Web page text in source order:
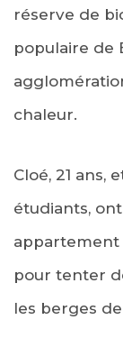
réserve de
populaire de
chaleur.
Cloé, 21 ans,
étudiants,
appartement
pour tenter
les berges de